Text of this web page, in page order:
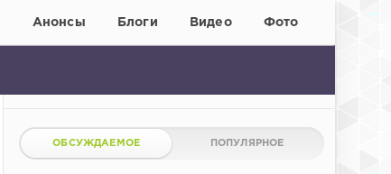
Анонсы Блоги Видео Фото
ОБСУЖДАЕМОЕ ПОПУЛЯРНОЕ